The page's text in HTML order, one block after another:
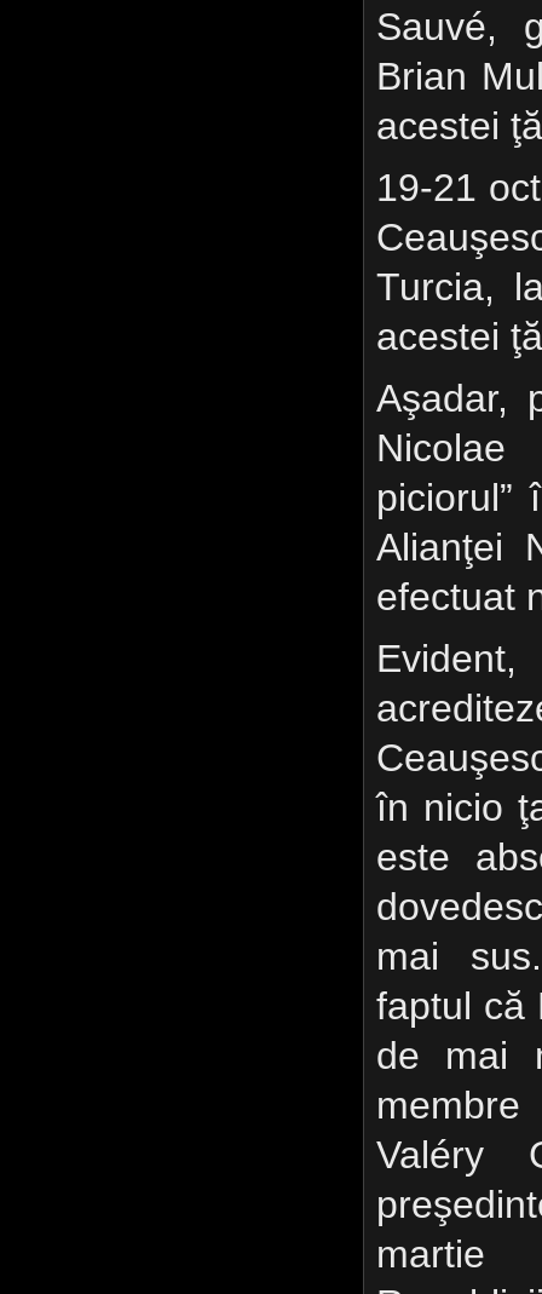
Sauvé,
Brian
acestei
19-21
Turcia,
acestei
Aşadar,
piciorul”
Alianţei
efectuat
în nicio
este
mai
faptul că
de mai
Valéry
martie